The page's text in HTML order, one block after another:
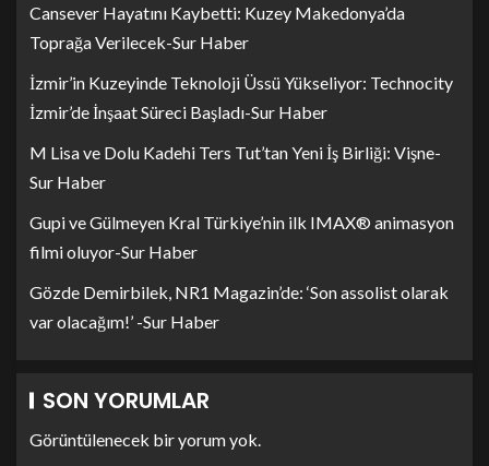
Cansever Hayatını Kaybetti: Kuzey Makedonya’da
Toprağa Verilecek-Sur Haber
İzmir’in Kuzeyinde Teknoloji Üssü Yükseliyor: Technocity
İzmir’de İnşaat Süreci Başladı-Sur Haber
M Lisa ve Dolu Kadehi Ters Tut’tan Yeni İş Birliği: Vişne-
Sur Haber
Gupi ve Gülmeyen Kral Türkiye’nin ilk IMAX® animasyon
filmi oluyor-Sur Haber
Gözde Demirbilek, NR1 Magazin’de: ‘Son assolist olarak
var olacağım!’ -Sur Haber
SON YORUMLAR
Görüntülenecek bir yorum yok.